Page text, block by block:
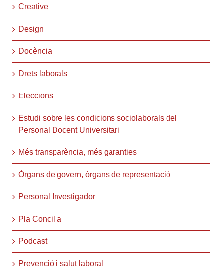
Creative
Design
Docència
Drets laborals
Eleccions
Estudi sobre les condicions sociolaborals del
Personal Docent Universitari
Més transparència, més garanties
Òrgans de govern, òrgans de representació
Personal Investigador
Pla Concilia
Podcast
Prevenció i salut laboral